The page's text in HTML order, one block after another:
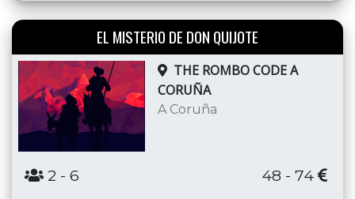
EL MISTERIO DE DON QUIJOTE
THE ROMBO CODE A
CORUÑA
A Coruña
2 - 6 48 - 74